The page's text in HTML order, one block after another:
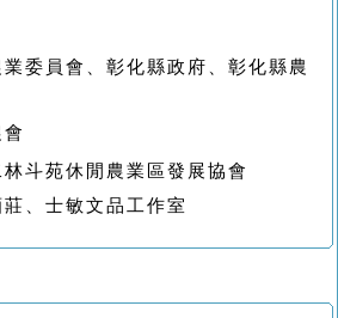
委員會、彰化縣政府、彰化縣農
斗苑休閒農業區發展協會
、士敏文品工作室